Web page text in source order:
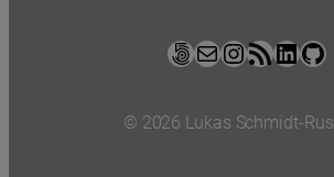
500px E-Mail InstagramRSS-Feed LinkedIn GitHub
© 2026 Lukas Schmidt-